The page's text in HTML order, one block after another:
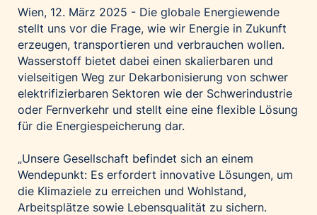
Wien, 12. März 2025 - Die globale Energiewende
stellt uns vor die Frage, wie wir Energie in Zukunft
erzeugen, transportieren und verbrauchen wollen.
Wasserstoff bietet dabei einen skalierbaren und
vielseitigen Weg zur Dekarbonisierung von schwer
elektrifizierbaren Sektoren wie der Schwerindustrie
oder Fernverkehr und stellt eine eine flexible Lösung
für die Energiespeicherung dar.
„Unsere Gesellschaft befindet sich an einem
Wendepunkt: Es erfordert innovative Lösungen, um
die Klimaziele zu erreichen und Wohlstand,
Arbeitsplätze sowie Lebensqualität zu sichern.